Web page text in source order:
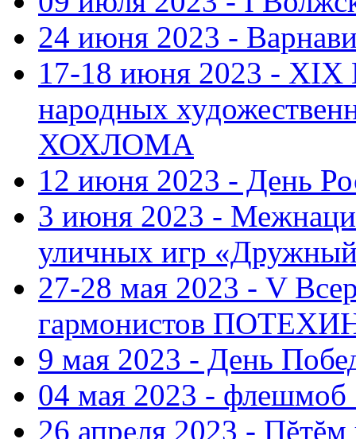
24 июня 2023 -
17-18 июня 2023 - XIX
народных
ХОХЛОМА
12 июня 2023 - День
3 июня 2023 -
уличных игр
27-28 мая 2023 - V
гармонистов
9 мая 2023 - День
04 мая 2023 - флешмоб
26 апреля 2023 -